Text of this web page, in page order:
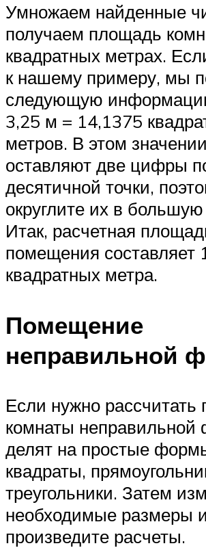
Умножаем найденные
получаем площадь
квадратных метрах.
к нашему примеру, мы
следующую
3,25 м = 14,1375
метров. В этом
оставляют две цифры
десятичной точки,
округлите их в большую
Итак, расчетная
помещения составляет
квадратных метра.
Помещение
неправильной
Если нужно
комнаты
делят на простые
квадраты,
треугольники. Затем
необходимые размеры и
произведите расчеты.